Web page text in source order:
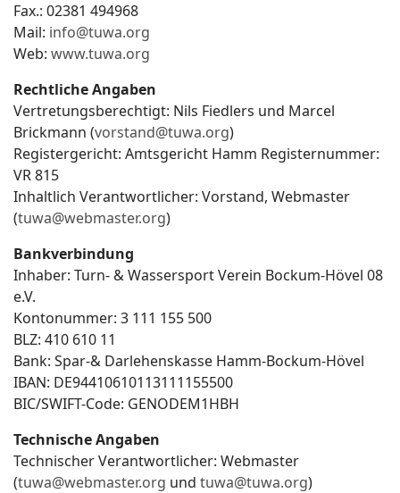
Fax.: 02381 494968
Mail: info@tuwa.org
Web: www.tuwa.org
Rechtliche Angaben
Vertretungsberechtigt: Nils Fiedlers und Marcel
Brickmann (vorstand@tuwa.org)
Registergericht: Amtsgericht Hamm Registernummer:
VR 815
Inhaltlich Verantwortlicher: Vorstand, Webmaster
(tuwa@webmaster.org)
Bankverbindung
Inhaber: Turn- & Wassersport Verein Bockum-Hövel 08
e.V.
Kontonummer: 3 111 155 500
BLZ: 410 610 11
Bank: Spar-& Darlehenskasse Hamm-Bockum-Hövel
IBAN: DE94410610113111155500
BIC/SWIFT-Code: GENODEM1HBH
Technische Angaben
Technischer Verantwortlicher: Webmaster
(tuwa@webmaster.org und tuwa@tuwa.org)